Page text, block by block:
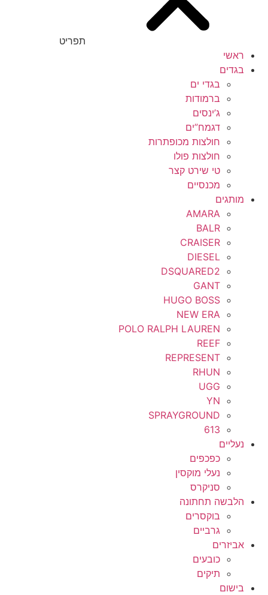
תפריט
ראשי
בגדים
בגדי ים
ברמודות
ג’ינסים
דגמח”ים
חולצות מכופתרות
חולצות פולו
טי שירט קצר
מכנסיים
מותגים
AMARA
BALR
CRAISER
DIESEL
DSQUARED2
GANT
HUGO BOSS
NEW ERA
POLO RALPH LAUREN
REEF
REPRESENT
RHUN
UGG
YN
SPRAYGROUND
613
נעליים
כפכפים
נעלי מוקסין
סניקרס
הלבשה תחתונה
בוקסרים
גרביים
אביזרים
כובעים
תיקים
בישום